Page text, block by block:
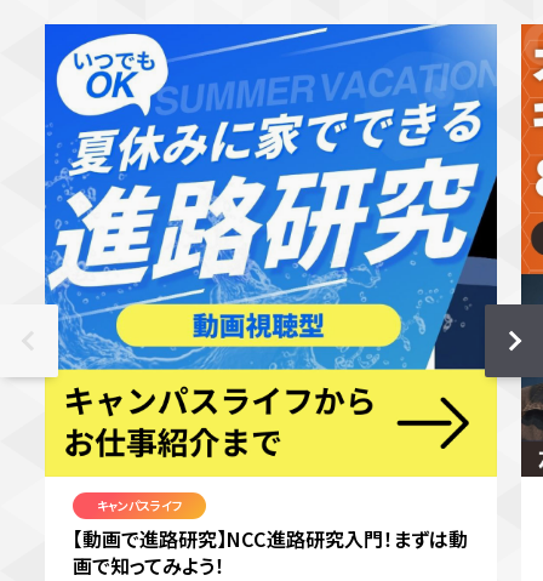
キャンパスライフ
【動画で進路研究】NCC進路研究入門！まずは動
画で知ってみよう！